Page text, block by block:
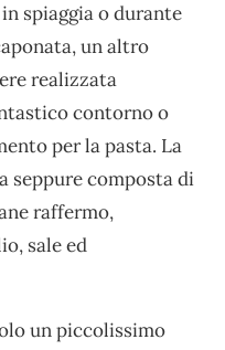
spiaggia o durante
un altro
realizzata
contorno o
per la pasta. La
seppure composta di
raffermo,
sale ed
un piccolissimo